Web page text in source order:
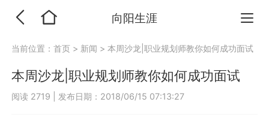
向阳生涯
当前位置：首页 > 新闻 >本周沙龙|职业规划师教你如何成功面试
本周沙龙|职业规划师教你如何成功面试
阅读 2719 发布日期：2018/06/15 07:13:27